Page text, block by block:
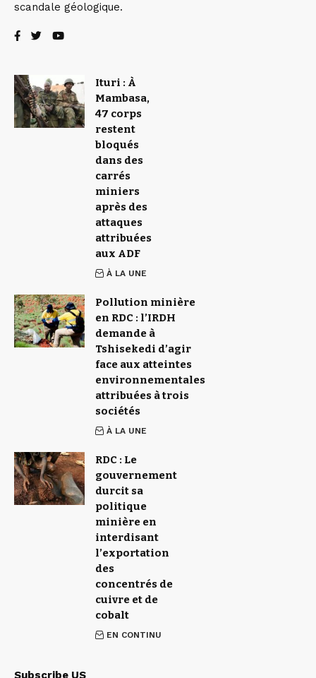
scandale géologique.
Ituri : À
Mambasa,
47 corps
restent
bloqués
dans des
carrés
miniers
après des
attaques
attribuées
aux ADF
À LA UNE
Pollution minière
en RDC : l’IRDH
demande à
Tshisekedi d’agir
face aux atteintes
environnementales
attribuées à trois
sociétés
À LA UNE
RDC : Le
gouvernement
durcit sa
politique
minière en
interdisant
l’exportation
des
concentrés de
cuivre et de
cobalt
EN CONTINU
Subscribe US